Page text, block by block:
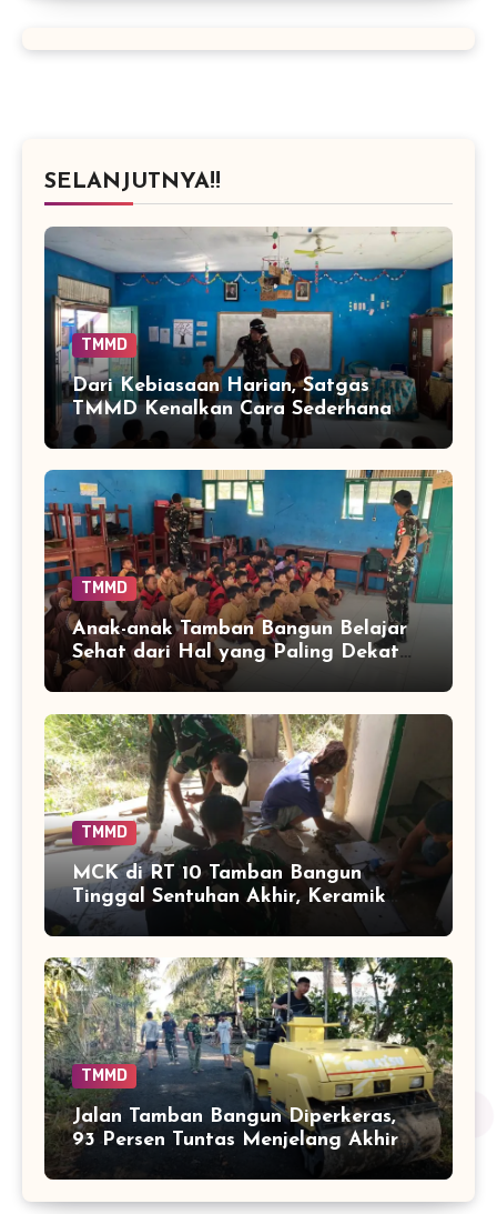
SELANJUTNYA!!
TMMD
Dari Kebiasaan Harian, Satgas
TMMD Kenalkan Cara Sederhana
Mencegah Penyakit Sejak Dini
TMMD
Anak-anak Tamban Bangun Belajar
Sehat dari Hal yang Paling Dekat
dengan Keseharian
TMMD
MCK di RT 10 Tamban Bangun
Tinggal Sentuhan Akhir, Keramik
Capai 75 Persen
TMMD
Jalan Tamban Bangun Diperkeras,
93 Persen Tuntas Menjelang Akhir
TMMD